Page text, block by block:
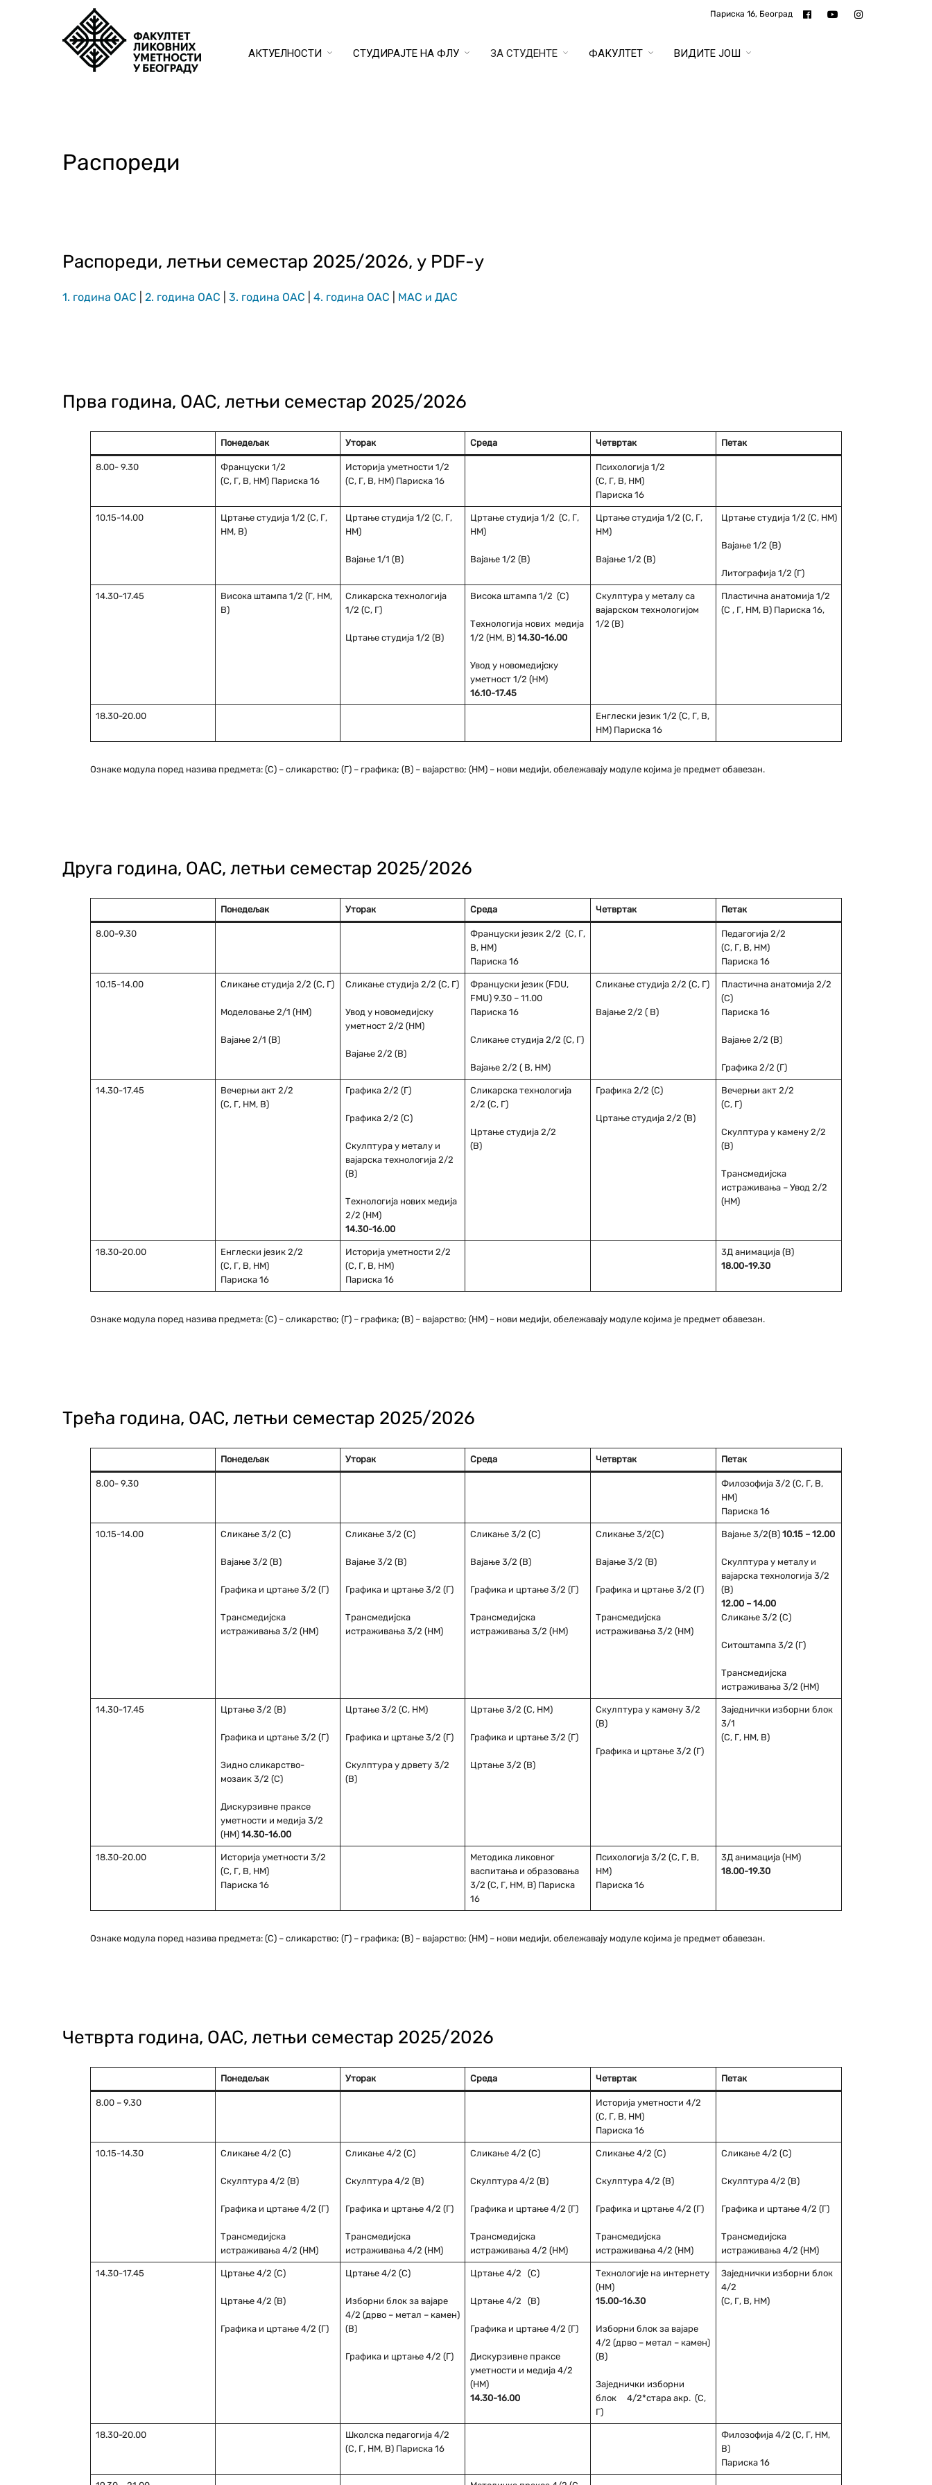
Париска 16, Београд
АКТУЕЛНОСТИ СТУДИРАЈТЕ НА ФЛУ ЗА СТУДЕНТЕ ФАКУЛТЕТ ВИДИТЕ ЈОШ
Распореди
Распореди, летњи семестар 2025/2026, у PDF-у
1. година ОАС 2. година ОАС 3. година ОАС 4. година ОАС МАС и ДАС
Прва година, ОАС, летњи семестар 2025/2026
Понедељaк Уторак Среда Четвртак Петак
8.00- 9.30
Француски 1/2
(С, Г, В, НМ) Париска 16
Историја уметности 1/2
(С, Г, В, НМ) Париска 16
Психологија 1/2
(С, Г, В, НМ)
Париска 16
10.15-14.00
Цртање студија 1/2 (С, Г,
НМ, В)
Цртање студија 1/2 (С, Г,
НМ)
Вајање 1/1 (В)
Цртање студија 1/2 (С, Г,
НМ)
Вајање 1/2 (В)
Цртање студија 1/2 (С, Г,
НМ)
Вајање 1/2 (В)
Цртање студија 1/2 (С, НМ)
Вајање 1/2 (В)
Литографија 1/2 (Г)
14.30-17.45
Висока штампа 1/2 (Г, НМ,
В)
Сликарска технологија
1/2 (С, Г)
Цртање студија 1/2 (В)
Висока штампа 1/2 (С)
Технологија нових медија
1/2 (НМ, В) 14.30-16.00
Увод у новомедијску
уметност 1/2 (НМ)
16.10-17.45
Скулптура у металу са
вајарском технологијом
1/2 (В)
Пластична анатомија 1/2
(С , Г, НМ, В) Париска 16,
18.30-20.00
Енглески језик 1/2 (С, Г, В,
НМ) Париска 16
Ознаке модула поред назива предмета: (С) – сликарство; (Г) – графика; (В) – вајарство; (НМ) – нови медији, обележавају модуле којима је предмет обавезан.
Друга година, ОАС, летњи семестар 2025/2026
Понедељaк Уторак Среда Четвртак Петак
8.00-9.30
Француски језик 2/2 (С, Г,
В, НМ)
Париска 16
Педагогија 2/2
(С, Г, В, НМ)
Париска 16
10.15-14.00 Сликање студија 2/2 (С, Г)
Моделовање 2/1 (НМ)
Вајање 2/1 (В)
Сликање студија 2/2 (С, Г)
Увод у новомедијску
уметност 2/2 (НМ)
Вајање 2/2 (В)
Француски језик (FDU,
FMU) 9.30 – 11.00
Париска 16
Сликање студија 2/2 (С, Г)
Вајање 2/2 ( В, НМ)
Сликање студија 2/2 (С, Г)
Вајање 2/2 ( В)
Пластична анатомија 2/2
(С)
Париска 16
Вајање 2/2 (В)
Графика 2/2 (Г)
14.30-17.45
Вечерњи акт 2/2
(С, Г, НМ, В)
Графика 2/2 (Г)
Графика 2/2 (С)
Скулптура у металу и
вајарска технологија 2/2
(В)
Технологија нових медија
2/2 (НМ)
14.30-16.00
Сликарска технологија
2/2 (С, Г)
Цртање студија 2/2
(В)
Графика 2/2 (С)
Цртање студија 2/2 (В)
Вечерњи акт 2/2
(С, Г)
Скулптура у камену 2/2
(В)
Трансмедијска
истраживања – Увод 2/2
(НМ)
18.30-20.00
Енглески језик 2/2
(С, Г, В, НМ)
Париска 16
Историја уметности 2/2
(С, Г, В, НМ)
Париска 16
3Д анимација (В)
18.00-19.30
Ознаке модула поред назива предмета: (С) – сликарство; (Г) – графика; (В) – вајарство; (НМ) – нови медији, обележавају модуле којима је предмет обавезан.
Трећа година, ОАС, летњи семестар 2025/2026
Понедељaк Уторак Среда Четвртак Петак
8.00- 9.30
Филозофија 3/2 (С, Г, В,
НМ)
Париска 16
10.15-14.00 Сликање 3/2 (С)
Вајање 3/2 (В)
Графика и цртање 3/2 (Г)
Трансмедијска
истраживања 3/2 (НМ)
Сликање 3/2 (С)
Вајање 3/2 (В)
Графика и цртање 3/2 (Г)
Трансмедијска
истраживања 3/2 (НМ)
Сликање 3/2 (С)
Вајање 3/2 (В)
Графика и цртање 3/2 (Г)
Трансмедијска
истраживања 3/2 (НМ)
Сликање 3/2(С)
Вајање 3/2 (В)
Графика и цртање 3/2 (Г)
Трансмедијска
истраживања 3/2 (НМ)
Вајање 3/2(В) 10.15 – 12.00
Скулптура у металу и
вајарска технологија 3/2
(В)
12.00 – 14.00
Сликање 3/2 (С)
Ситоштампа 3/2 (Г)
Трансмедијска
истраживања 3/2 (НМ)
14.30-17.45 Цртање 3/2 (В)
Графика и цртање 3/2 (Г)
Зидно сликарство-
мозаик 3/2 (С)
Дискурзивне праксе
уметности и медија 3/2
(НМ) 14.30-16.00
Цртање 3/2 (С, НМ)
Графика и цртање 3/2 (Г)
Скулптура у дрвету 3/2
(В)
Цртање 3/2 (С, НМ)
Графика и цртање 3/2 (Г)
Цртање 3/2 (В)
Скулптура у камену 3/2
(В)
Графика и цртање 3/2 (Г)
Заједнички изборни блок
3/1
(С, Г, НМ, В)
18.30-20.00
Историја уметности 3/2
(С, Г, В, НМ)
Париска 16
Методика ликовног
васпитања и образовања
3/2 (С, Г, НМ, В) Париска
16
Психологија 3/2 (С, Г, В,
НМ)
Париска 16
3Д анимација (НМ)
18.00-19.30
Ознаке модула поред назива предмета: (С) – сликарство; (Г) – графика; (В) – вајарство; (НМ) – нови медији, обележавају модуле којима је предмет обавезан.
Четврта година, ОАС, летњи семестар 2025/2026
Понедељaк Уторак Среда Четвртак Петак
8.00 – 9.30
Историја уметности 4/2
(С, Г, В, НМ)
Париска 16
10.15-14.30 Сликање 4/2 (С)
Скулптура 4/2 (В)
Графика и цртање 4/2 (Г)
Трансмедијска
истраживања 4/2 (НМ)
Сликање 4/2 (С)
Скулптура 4/2 (В)
Графика и цртање 4/2 (Г)
Трансмедијска
истраживања 4/2 (НМ)
Сликање 4/2 (С)
Скулптура 4/2 (В)
Графика и цртање 4/2 (Г)
Трансмедијска
истраживања 4/2 (НМ)
Сликање 4/2 (С)
Скулптура 4/2 (В)
Графика и цртање 4/2 (Г)
Трансмедијска
истраживања 4/2 (НМ)
Сликање 4/2 (С)
Скулптура 4/2 (В)
Графика и цртање 4/2 (Г)
Трансмедијска
истраживања 4/2 (НМ)
14.30-17.45 Цртање 4/2 (С)
Цртање 4/2 (В)
Графика и цртање 4/2 (Г)
Цртање 4/2 (С)
Изборни блок за вајаре
4/2 (дрво – метал – камен)
(В)
Графика и цртање 4/2 (Г)
Цртање 4/2 (С)
Цртање 4/2 (В)
Графика и цртање 4/2 (Г)
Дискурзивне праксе
уметности и медија 4/2
(НМ)
14.30-16.00
Технологије на интернету
(НМ)
15.00-16.30
Изборни блок за вајаре
4/2 (дрво – метал – камен)
(В)
Заједнички изборни
блок 4/2*стара акр. (С,
Г)
Заједнички изборни блок
4/2
(С, Г, В, НМ)
18.30-20.00
Школска педагогија 4/2
(С, Г, НМ, В) Париска 16
Филозофија 4/2 (С, Г, НМ,
В)
Париска 16